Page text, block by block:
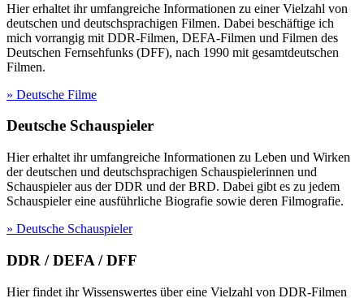
Hier erhaltet ihr umfangreiche Informationen zu einer Vielzahl von
deutschen und deutschsprachigen Filmen. Dabei beschäftige ich
mich vorrangig mit DDR-Filmen, DEFA-Filmen und Filmen des
Deutschen Fernsehfunks (DFF), nach 1990 mit gesamtdeutschen
Filmen.
» Deutsche Filme
Deutsche Schauspieler
Hier erhaltet ihr umfangreiche Informationen zu Leben und Wirken
der deutschen und deutschsprachigen Schauspielerinnen und
Schauspieler aus der DDR und der BRD. Dabei gibt es zu jedem
Schauspieler eine ausführliche Biografie sowie deren Filmografie.
» Deutsche Schauspieler
DDR / DEFA / DFF
Hier findet ihr Wissenswertes über eine Vielzahl von DDR-Filmen